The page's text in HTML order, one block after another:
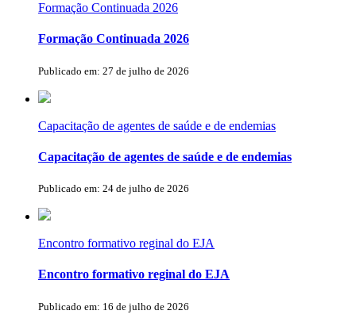
Formação Continuada 2026
Formação Continuada 2026
Publicado em: 27 de julho de 2026
Capacitação de agentes de saúde e de endemias
Capacitação de agentes de saúde e de endemias
Publicado em: 24 de julho de 2026
Encontro formativo reginal do EJA
Encontro formativo reginal do EJA
Publicado em: 16 de julho de 2026